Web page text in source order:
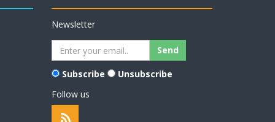
Newsletter
Subscribe
Unsubscribe
Follow us